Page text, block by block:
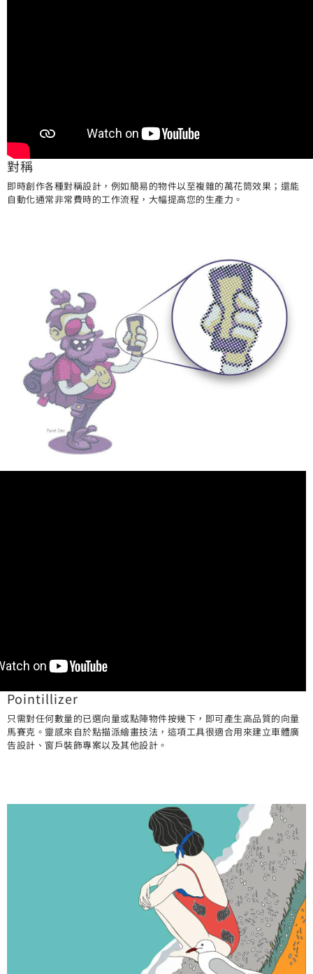
對稱
即時創作各種對稱設計，例如簡易的物件以至複雜的萬花筒效果；還能
自動化通常非常費時的工作流程，大幅提高您的生產力。
Pointillizer
只需對任何數量的已選向量或點陣物件按幾下，即可產生高品質的向量
馬賽克。靈感來自於點描派繪畫技法，這項工具很適合用來建立車體廣
告設計、窗戶裝飾專案以及其他設計。